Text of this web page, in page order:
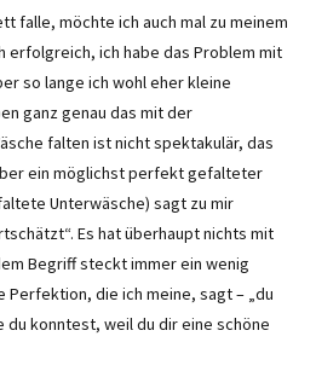
falle, möchte ich auch mal zu meinem
erfolgreich, ich habe das Problem mit
so lange ich wohl eher kleine
ganz genau das mit der
falten ist nicht spektakulär, das
ein möglichst perfekt gefalteter
Unterwäsche) sagt zu mir
Es hat überhaupt nichts mit
Begriff steckt immer ein wenig
Perfektion, die ich meine, sagt – „du
du konntest, weil du dir eine schöne